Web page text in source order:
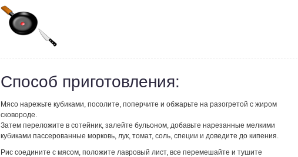
Способ приготовления:
Мясо нарежьте кубиками, посолите, поперчите и обжарьте на разогретой с жиром
сковороде.
Затем переложите в сотейник, залейте бульоном, добавьте нарезанные мелкими
кубиками пассерованные морковь, лук, томат, соль, специи и доведите до кипения.
Рис соедините с мясом, положите лавровый лист, все перемешайте и тушите